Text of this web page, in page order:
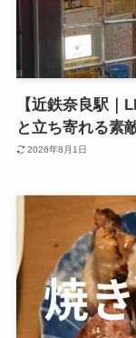
【近鉄奈良駅｜
と立ち寄れる素
2026年8月1日